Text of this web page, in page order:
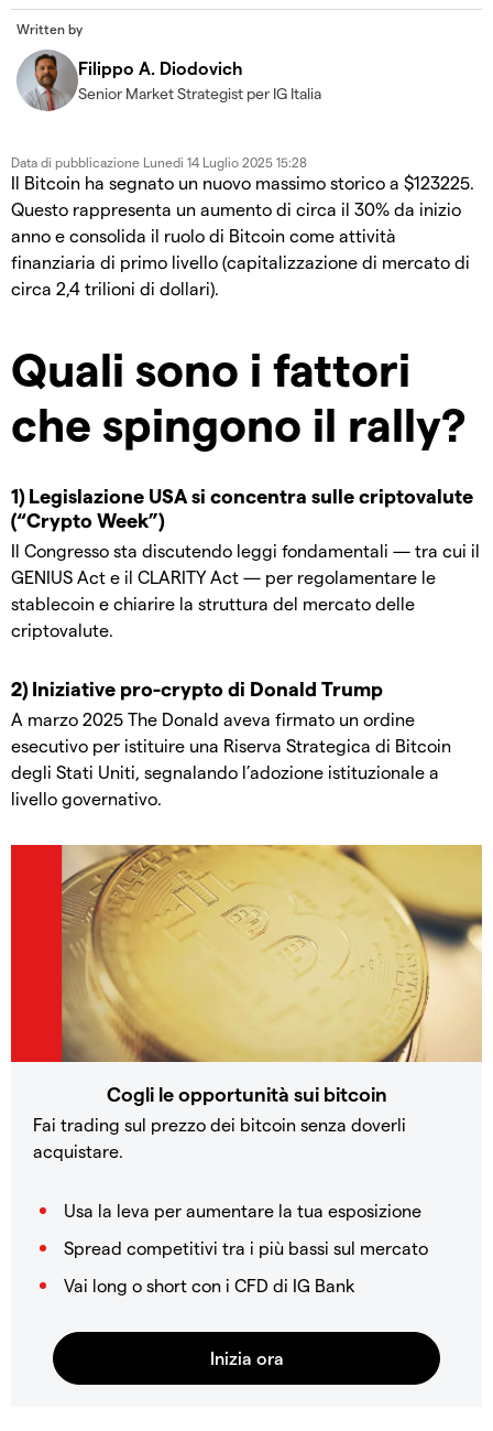
Written by
Filippo A. Diodovich
Senior Market Strategist per IG Italia
Data di pubblicazione Lunedi 14 Luglio 2025 15:28
Il Bitcoin ha segnato un nuovo massimo storico a $123225.
Questo rappresenta un aumento di circa il 30% da inizio
anno e consolida il ruolo di Bitcoin come attività
finanziaria di primo livello (capitalizzazione di mercato di
circa 2,4 trilioni di dollari).
Quali sono i fattori
che spingono il rally?
1) Legislazione USA si concentra sulle criptovalute
(“Crypto Week”)
Il Congresso sta discutendo leggi fondamentali — tra cui il
GENIUS Act e il CLARITY Act — per regolamentare le
stablecoin e chiarire la struttura del mercato delle
criptovalute.
2) Iniziative pro-crypto di Donald Trump
A marzo 2025 The Donald aveva firmato un ordine
esecutivo per istituire una Riserva Strategica di Bitcoin
degli Stati Uniti, segnalando l’adozione istituzionale a
livello governativo.
Cogli le opportunità sui bitcoin
Fai trading sul prezzo dei bitcoin senza doverli
acquistare.
Usa la leva per aumentare la tua esposizione
Spread competitivi tra i più bassi sul mercato
Vai long o short con i CFD di IG Bank